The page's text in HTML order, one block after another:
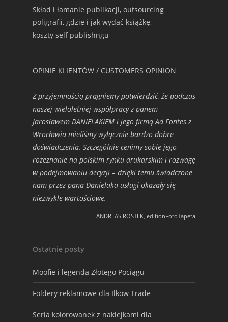
Skład i łamanie publikacji, outsourcing
poligrafii, gdzie i jak wydać książkę,
koszty self publishngu
OPINIE KLIENTÓW / CUSTOMERS OPINION
Z przyjemnością pragniemy potwierdzić, że podczas
naszej wieloletniej współpracy z panem
Jarosławem DANIELAKIEM i jego firmą Ad Fontes z
Wrocławia mieliśmy wyłącznie bardzo dobre
doświadczenia. Szczególnie cenimy sobie jego
rozeznanie na polskim rynku drukarskim i rozwagę
w podejmowaniu decyzji – dzięki temu świadczone
nam przez pana Danielaka usługi okazały się
niezwykle wartościowe.
ANDREAS ROSTEK, editionFotoTapeta
Ostatnie posty
Moofie i legenda Złotego Pociągu
Foldery reklamowe dla Ilkow Trade
Seria kolorowanek z naklejkami dla